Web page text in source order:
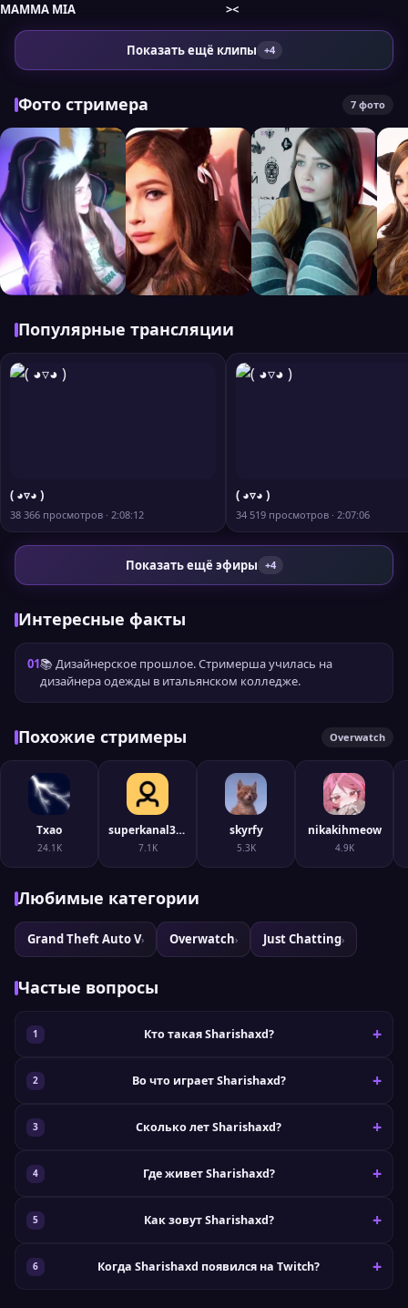
MAMMA MIA ><
Показать ещё клипы +4
Фото стримера 7 фото
Популярные трансляции
( ◕▿◕ )
38 366 просмотров · 2:08:12
( ◕▿◕ )
34 519 просмотров · 2:07:06
Показать ещё эфиры +4
Интересные факты
01📚 Дизайнерское прошлое. Стримерша училась на
дизайнера одежды в итальянском колледже.
Похожие стримеры Overwatch
Txao
24.1K
superkanal322
7.1K
skyrfy
5.3K
nikakihmeow
4.9K
Любимые категории
Grand Theft Auto V› Overwatch› Just Chatting›
Частые вопросы
Кто такая Sharishaxd?
Во что играет Sharishaxd?
Сколько лет Sharishaxd?
Где живет Sharishaxd?
Как зовут Sharishaxd?
Когда Sharishaxd появился на Twitch?